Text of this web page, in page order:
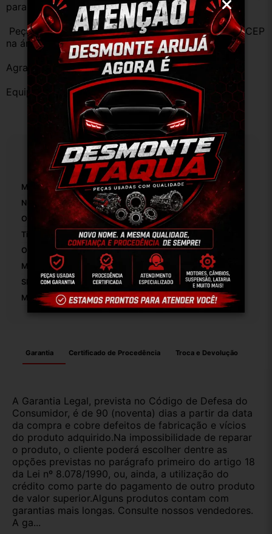
para evitar trocas;
na área de perguntas para realizar cotação
Agradecemos a preferência!
Equipe DESMONTE ARUJÁ.
Especificações
Marca: Citroen
Número De Peça:
Origem:
Tipo De Veículo: Carro/Caminhonete
OEM:
Modelo: Citroen C3 XTR 1.4 8v 2008.
SKU: 11868
Motivo De GTIN Vacío: Outro
Garantia Certificado de Procedência Troca e Devolução
A Garantia Legal, prevista no Código de Defesa do
Consumidor, é de 90 (noventa) dias a partir da data
da compra e cobre defeitos de fabricação e vícios
do produto adquirido.Na impossibilidade de reparar
o produto, o cliente poderá escolher dentre as
opções previstas no parágrafo primeiro do artigo 18
da Lei nº 8.078/1990, ou, ainda, a utilização do
crédito como parte do pagamento de outro produto
de valor superior.Alguns produtos contam com
garantias mais longas. Consulte nossos vendedores.
A ga...